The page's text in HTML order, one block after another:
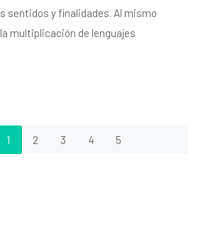
sentidos y finalidades. Al mismo
multiplicación de lenguajes
1 2 3 4 5